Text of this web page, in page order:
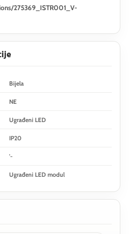
275369_ISTR001_V-
Bijela
NE
Ugrađeni LED
IP20
'-
Ugrađeni LED modul